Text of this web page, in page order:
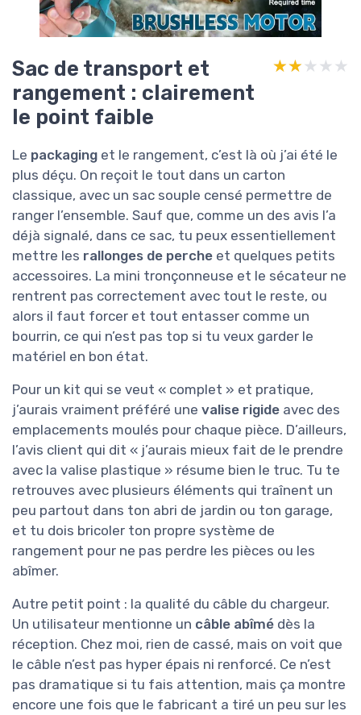
Sac de transport et
rangement : clairement
le point faible
★★★★★
★★★★★
Le packaging et le rangement, c’est là où j’ai été le
plus déçu. On reçoit le tout dans un carton
classique, avec un sac souple censé permettre de
ranger l’ensemble. Sauf que, comme un des avis l’a
déjà signalé, dans ce sac, tu peux essentiellement
mettre les rallonges de perche et quelques petits
accessoires. La mini tronçonneuse et le sécateur ne
rentrent pas correctement avec tout le reste, ou
alors il faut forcer et tout entasser comme un
bourrin, ce qui n’est pas top si tu veux garder le
matériel en bon état.
Pour un kit qui se veut « complet » et pratique,
j’aurais vraiment préféré une valise rigide avec des
emplacements moulés pour chaque pièce. D’ailleurs,
l’avis client qui dit « j’aurais mieux fait de le prendre
avec la valise plastique » résume bien le truc. Tu te
retrouves avec plusieurs éléments qui traînent un
peu partout dans ton abri de jardin ou ton garage,
et tu dois bricoler ton propre système de
rangement pour ne pas perdre les pièces ou les
abîmer.
Autre petit point : la qualité du câble du chargeur.
Un utilisateur mentionne un câble abîmé dès la
réception. Chez moi, rien de cassé, mais on voit que
le câble n’est pas hyper épais ni renforcé. Ce n’est
pas dramatique si tu fais attention, mais ça montre
encore une fois que le fabricant a tiré un peu sur les